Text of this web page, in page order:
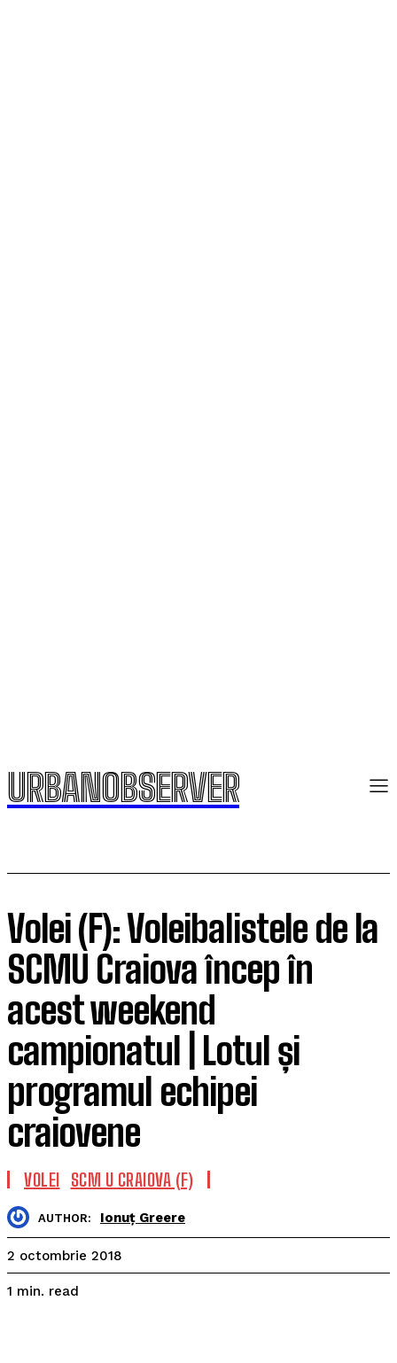
URBANOBSERVER
Volei (F): Voleibalistele de la
SCMU Craiova încep în
acest weekend
campionatul | Lotul și
programul echipei
craiovene
VOLEI SCM U CRAIOVA (F)
AUTHOR: Ionuț Greere
2 octombrie 2018
1 min. read